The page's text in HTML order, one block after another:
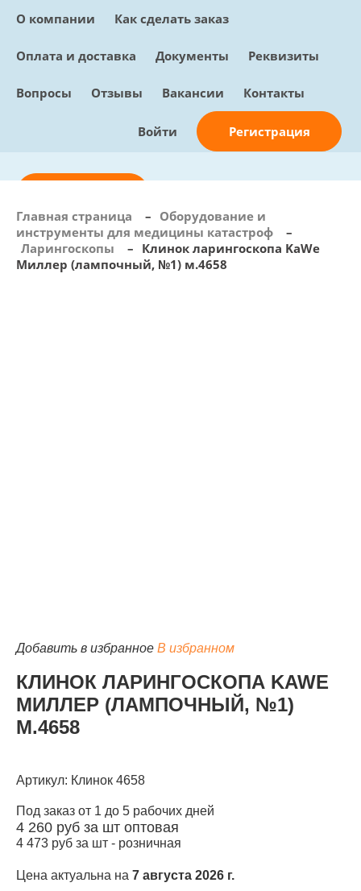
О компании Как сделать заказ
Оплата и доставка Документы Реквизиты
Вопросы Отзывы Вакансии Контакты
Войти Регистрация
info@sunmed.ru
Пн – Пт: с 10:00 - 18:00
Главная страница – Оборудование и
инструменты для медицины катастроф
–
Ларингоскопы
– Клинок ларингоскопа KaWe
Миллер (лампочный, №1) м.4658
Добавить в избранное В избранном
КЛИНОК ЛАРИНГОСКОПА KAWE
МИЛЛЕР (ЛАМПОЧНЫЙ, №1)
М.4658
Артикул: Клинок 4658
Под заказ от 1 до 5 рабочих дней
4 260 руб за шт оптовая
4 473 руб за шт - розничная
Цена актуальна на 7 августа 2026 г.